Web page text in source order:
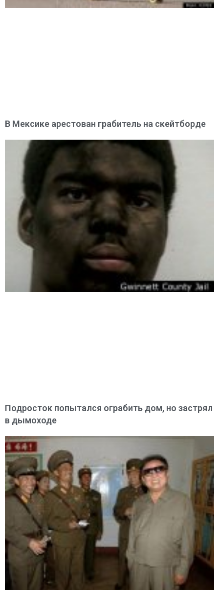
В Мексике арестован грабитель на скейтборде
Подросток попытался ограбить дом, но застрял
в дымоходе